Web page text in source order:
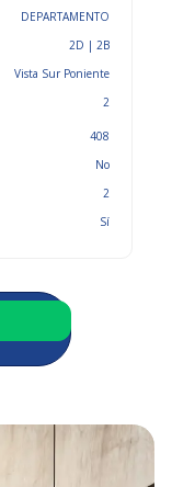
DEPARTAMENTO
2D | 2B
Vista Sur Poniente
2
408
No
2
Sí